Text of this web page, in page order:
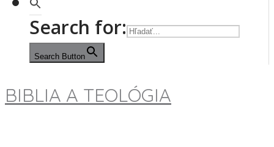
Search for:
Search Button
BIBLIA A TEOLÓGIA